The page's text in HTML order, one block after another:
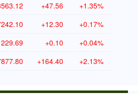
+47.56 +1.35%
+12.30 +0.17%
229.69 +0.10 +0.04%
+164.40 +2.13%